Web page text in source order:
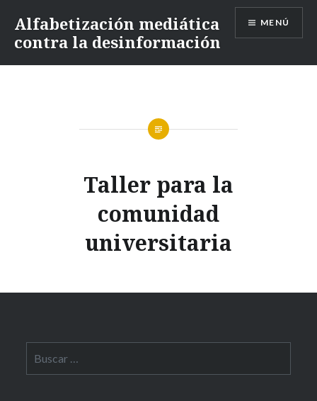
contenido
Alfabetización mediática
contra la desinformación
MENÚ
Taller para la
comunidad
universitaria